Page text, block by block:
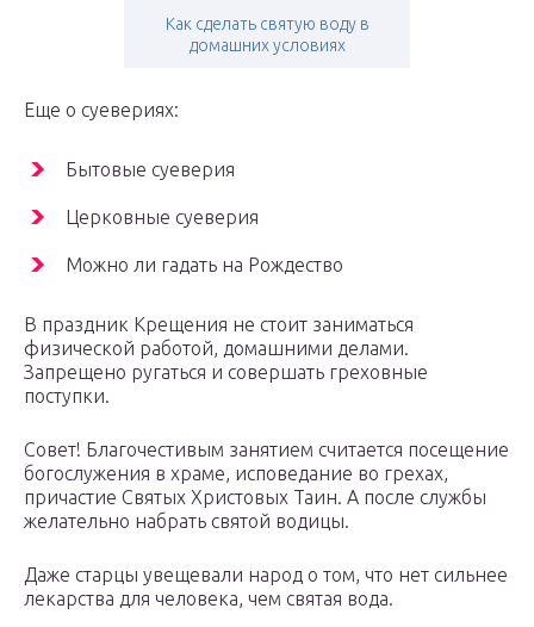
Как сделать святую воду в
домашних условиях
Еще о суевериях:
Бытовые суеверия
Церковные суеверия
Можно ли гадать на Рождество
В праздник Крещения не стоит заниматься
физической работой, домашними делами.
Запрещено ругаться и совершать греховные
поступки.
Совет! Благочестивым занятием считается посещение
богослужения в храме, исповедание во грехах,
причастие Святых Христовых Таин. А после службы
желательно набрать святой водицы.
Даже старцы увещевали народ о том, что нет сильнее
лекарства для человека, чем святая вода.